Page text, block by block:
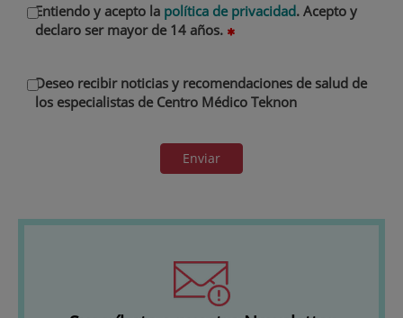
Entiendo y acepto la política de privacidad. Acepto y
declaro ser mayor de 14 años.
Deseo recibir noticias y recomendaciones de salud de
los especialistas de Centro Médico Teknon
Enviar